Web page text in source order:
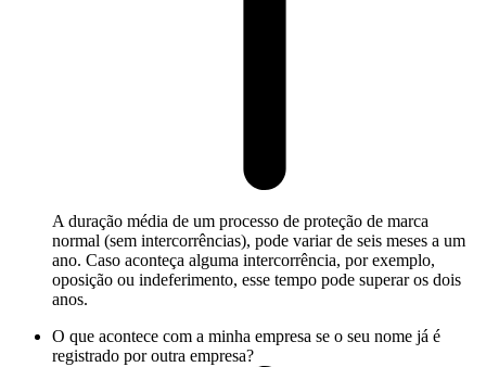
A duração média de um processo de proteção de marca
normal (sem intercorrências), pode variar de seis meses a um
ano. Caso aconteça alguma intercorrência, por exemplo,
oposição ou indeferimento, esse tempo pode superar os dois
anos.
O que acontece com a minha empresa se o seu nome já é
registrado por outra empresa?